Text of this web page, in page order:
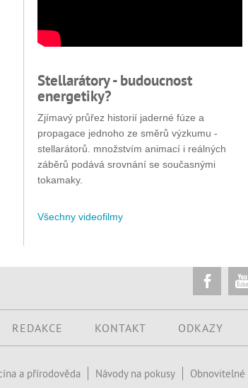
Stellarátory - budoucnost
energetiky?
Zjímavý průřez historií jaderné fúze a
propagace jednoho ze směrů výzkumu -
stellarátorů. množstvím animací i reálných
záběrů podává srovnání se současnými
tokamaky.
Všechny videofilmy
REDAKCE KONTAKT ODKAZY
a přírodověda Návody na pokusy
Obnovitelné